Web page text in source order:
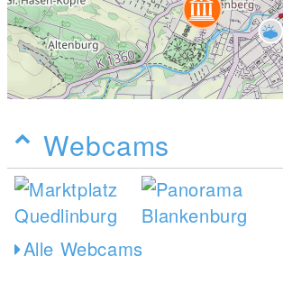
Webcams
Alle Webcams